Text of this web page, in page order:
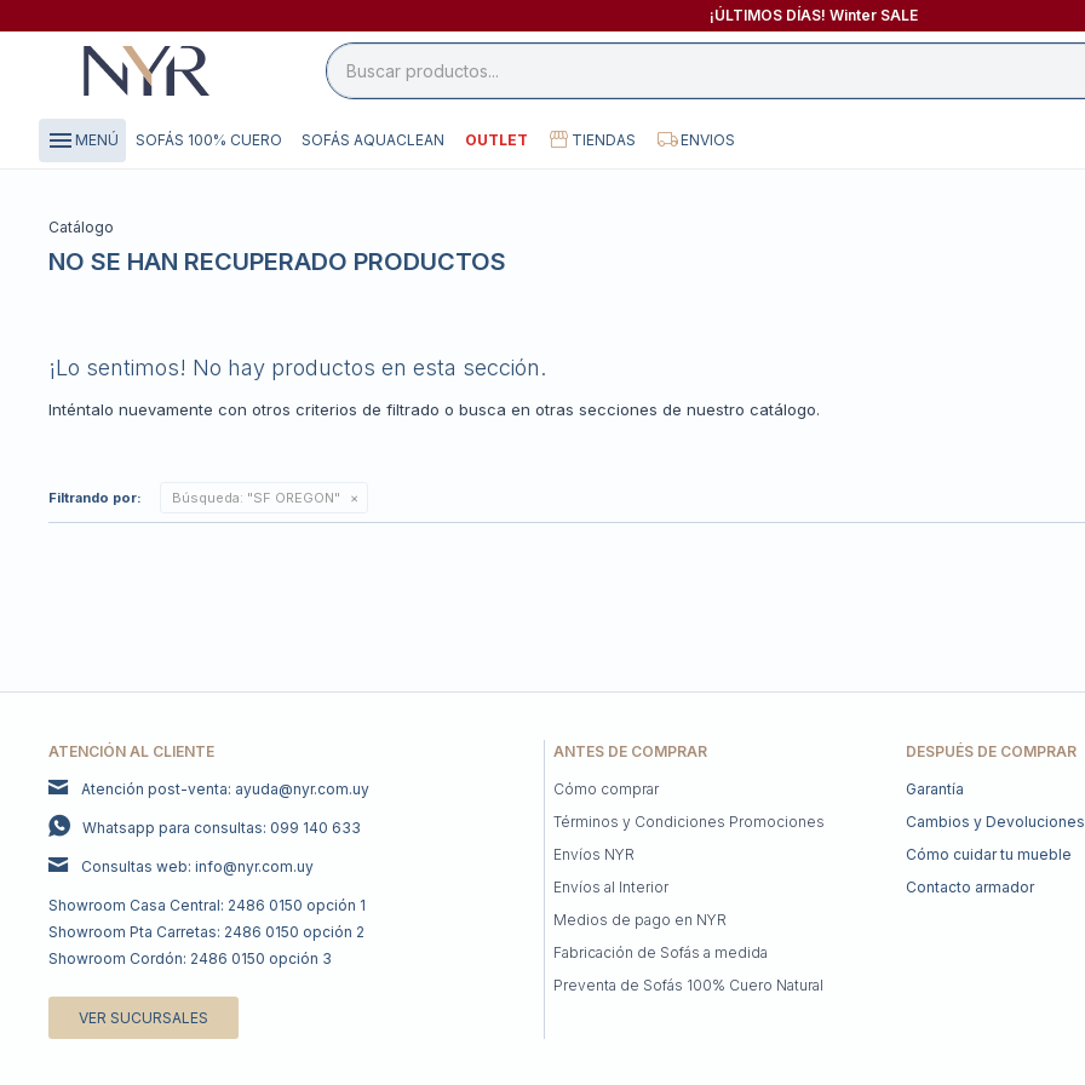
¡ÚLTIMOS DÍAS! Winter SALE
menu MENÚ SOFÁS 100% CUERO SOFÁS AQUACLEAN OUTLET TIENDAS ENVIOS
Catálogo
NO SE HAN RECUPERADO PRODUCTOS
¡Lo sentimos! No hay productos en esta sección.
Inténtalo nuevamente con otros criterios de filtrado o busca en otras secciones de nuestro catálogo.
Filtrando por: Búsqueda: "SF OREGON"
ATENCIÓN AL CLIENTE
Atención post-venta: ayuda@nyr.com.uy
Whatsapp para consultas: 099 140 633
Consultas web: info@nyr.com.uy
Showroom Casa Central: 2486 0150 opción 1
Showroom Pta Carretas: 2486 0150 opción 2
Showroom Cordón: 2486 0150 opción 3
VER SUCURSALES
DESPUÉS DE COMPRAR
Garantía
Cambios y Devoluciones
Cómo cuidar tu mueble
Contacto armador
ANTES DE COMPRAR
Cómo comprar
Términos y Condiciones Promociones
Envíos NYR
Envíos al Interior
Medios de pago en NYR
Fabricación de Sofás a medida
Preventa de Sofás 100% Cuero Natural
close